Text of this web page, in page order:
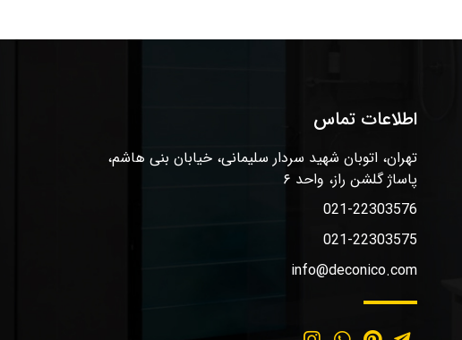
اطلاعات تماس
تهران، اتوبان شهید سردار سلیمانی، خیابان بنی هاشم،
پاساژ گلشن راز، واحد ۶
021-22303576
021-22303575
info@deconico.com